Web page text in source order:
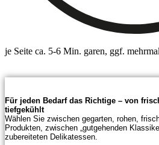
je Seite ca. 5-6 Min. garen, ggf.
Für jeden Bedarf das Richtige – von
tiefgekühlt
Wählen Sie zwischen gegarten, rohen,
Produkten, zwischen „gutgehenden
zubereiteten Delikatessen.